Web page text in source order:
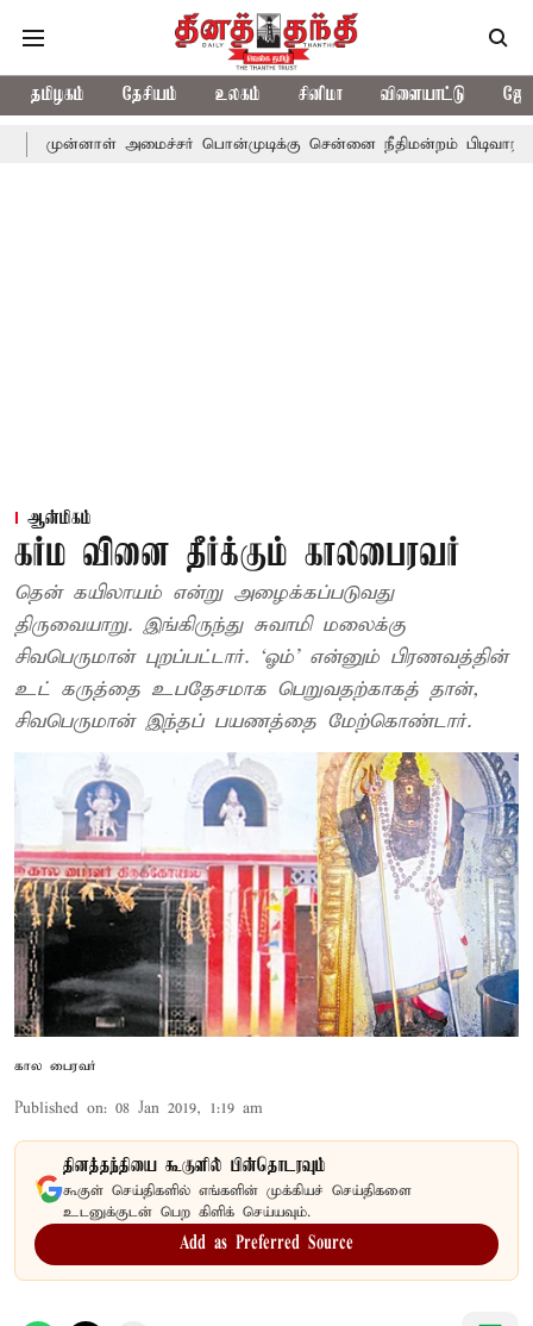
தமிழகம் தேசியம் உலகம் சினிமா விளையாட்டு
அமைச்சர் பொன்முடிக்கு சென்னை நீதிமன்றம் பிடிவாராண்ட்
ஆன்மிகம்
கர்ம வினை தீர்க்கும் காலபைரவர்
தென் கயிலாயம் என்று அழைக்கப்படுவது
திருவையாறு. இங்கிருந்து சுவாமி மலைக்கு
சிவபெருமான் புறப்பட்டார். ‘ஓம்’ என்னும் பிரணவத்தின்
உட் கருத்தை உபதேசமாக பெறுவதற்காகத் தான்,
சிவபெருமான் இந்தப் பயணத்தை மேற்கொண்டார்.
கால பைரவர்
Published on: 08 Jan 2019, 1:19 am
தினத்தந்தியை கூகுளில் பின்தொடரவும்
கூகுள் செய்திகளில் எங்களின் முக்கியச் செய்திகளை
உடனுக்குடன் பெற கிளிக் செய்யவும்.
Add as Preferred Source